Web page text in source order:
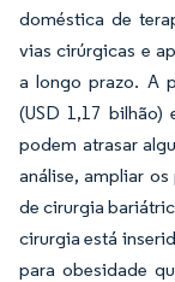
doméstica de
vias cirúrgicas e
a longo prazo. A
(USD 1,17 bilhão)
podem atrasar
análise, ampliar
de cirurgia
cirurgia está
para obesidade